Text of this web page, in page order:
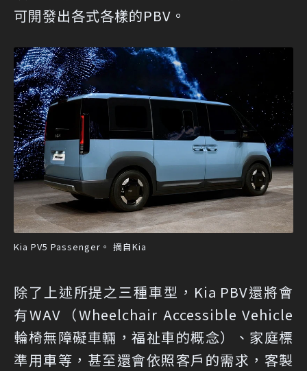
可開發出各式各樣的PBV。
Kia PV5 Passenger。 摘自Kia
除了上述所提之三種車型，Kia PBV還將會
有WAV（Wheelchair Accessible Vehicle
輪椅無障礙車輛，福祉車的概念）、家庭標
準用車等，甚至還會依照客戶的需求，客製